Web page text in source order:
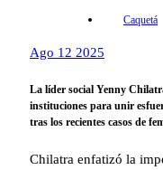
Caquetá
Ago 12 2025
La líder social Yenny
instituciones para unir
tras los recientes casos de
Chilatra enfatizó la